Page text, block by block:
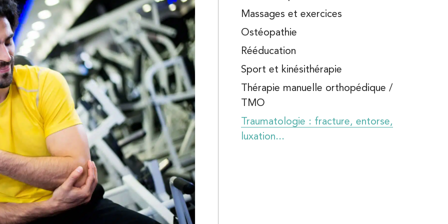
RECRUTEMENT
MÉDIAS
BILAN DE RETOUR À
BILAN RUNNING
BILAN RETOUR À LA
COMPÉTITION
Massages et exercices
Ostéopathie
Rééducation
Sport et kinésithérapie
Thérapie manuelle orthopédique /
TMO
Traumatologie : fracture, entorse,
luxation...
infiltrations,
sur le Centre